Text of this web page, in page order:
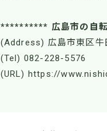
********** 広島市の自
(Address) 広島市東区牛
(Tel) 082-228-5576
(URL) https://